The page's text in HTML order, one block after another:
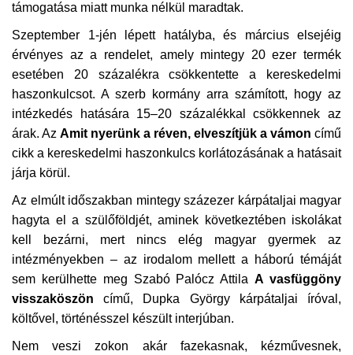
Sajtó
Rendezvény
Humor
Napló postája
Galéria
Újság Archívum
Emlékezzünk †
Nyelv
Magyar Deutsch English
támogatása miatt munka nélkül maradtak.
Szeptember 1-jén lépett hatályba, és március elsejéig
érvényes az a rendelet, amely mintegy 20 ezer termék
esetében 20 százalékra csökkentette a kereskedelmi
haszonkulcsot. A szerb kormány arra számított, hogy az
intézkedés hatására 15–20 százalékkal csökkennek az
árak. Az Amit nyerünk a réven, elveszítjük a vámon című
cikk a kereskedelmi haszonkulcs korlátozásának a hatásait
járja körül.
Az elmúlt időszakban mintegy százezer kárpátaljai magyar
hagyta el a szülőföldjét, aminek következtében iskolákat
kell bezárni, mert nincs elég magyar gyermek az
intézményekben – az irodalom mellett a háború témáját
sem kerülhette meg Szabó Palócz AttilaA vasfüggöny
visszaköszön című, Dupka György kárpátaljai íróval,
költővel, történésszel készült interjúban.
Nem veszi zokon akár fazekasnak, kézművesnek,